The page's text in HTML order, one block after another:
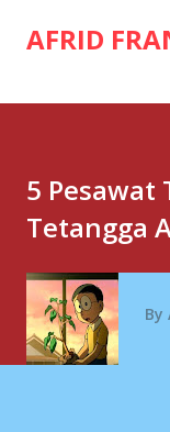
AFRID
5 Pesawat
Tetangga
By